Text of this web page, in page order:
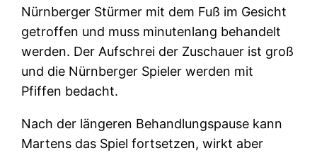
Nürnberger Stürmer mit dem Fuß im Gesicht
getroffen und muss minutenlang behandelt
werden. Der Aufschrei der Zuschauer ist groß
und die Nürnberger Spieler werden mit
Pfiffen bedacht.
Nach der längeren Behandlungspause kann
Martens das Spiel fortsetzen, wirkt aber